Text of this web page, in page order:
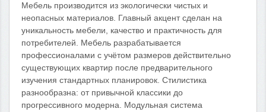
Мебель производится из экологически чистых и
неопасных материалов. Главный акцент сделан на
уникальность мебели, качество и практичность для
потребителей. Мебель разрабатывается
профессионалами с учётом размеров действительно
существующих квартир после предварительного
изучения стандартных планировок. Стилистика
разнообразна: от привычной классики до
прогрессивного модерна. Модульная система